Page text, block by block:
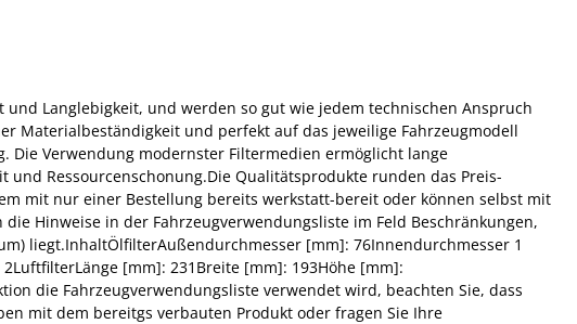
und Langlebigkeit, und werden so gut wie jedem technischen Anspruch
Materialbeständigkeit und perfekt auf das jeweilige Fahrzeugmodell
Verwendung modernster Filtermedien ermöglicht lange
Ressourcenschonung.Die Qualitätsprodukte runden das Preis-
mit nur einer Bestellung bereits werkstatt-bereit oder können selbst mit
Hinweise in der Fahrzeugverwendungsliste im Feld Beschränkungen,
liegt.InhaltÖlfilterAußendurchmesser [mm]: 76Innendurchmesser 1
[mm]: 231Breite [mm]: 193Höhe [mm]:
die Fahrzeugverwendungsliste verwendet wird, beachten Sie, dass
mit dem bereitgs verbauten Produkt oder fragen Sie Ihre